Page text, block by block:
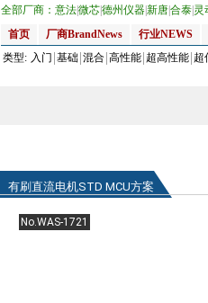
全部厂商： 意法微芯德州仪器新唐合泰 灵
首页
厂商BrandNews
行业NEWS
类型: 入门 基础 混合 高性能 超高性能 超
有刷直流电机STD MCU方案
No.WAS-1721